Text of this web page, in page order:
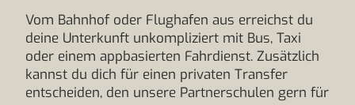
Vom Bahnhof oder Flughafen aus erreichst du
deine Unterkunft unkompliziert mit Bus, Taxi
oder einem appbasierten Fahrdienst. Zusätzlich
kannst du dich für einen privaten Transfer
entscheiden, den unsere Partnerschulen gern für